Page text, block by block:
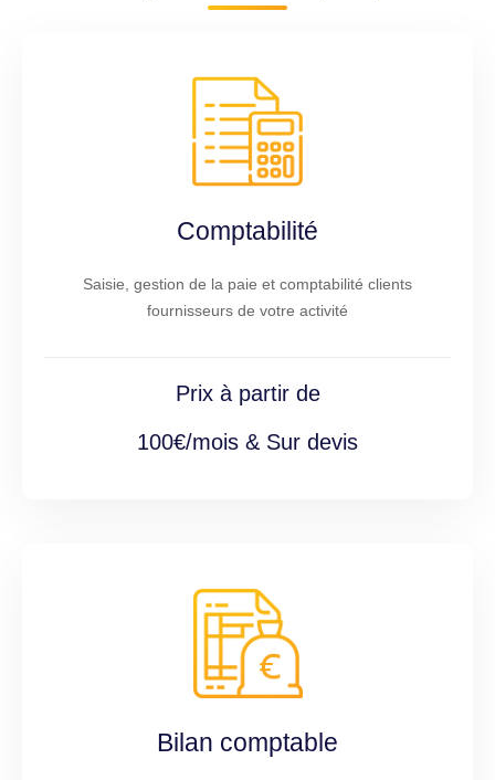
Comptabilité
Saisie, gestion de la paie et comptabilité clients
fournisseurs de votre activité
Prix à partir de
100€/mois & Sur devis
Bilan comptable